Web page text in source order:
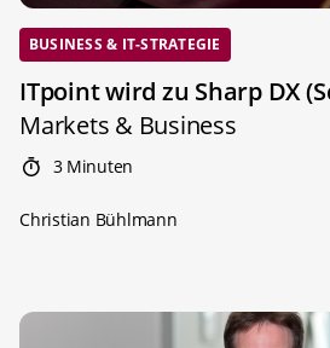
BUSINESS & IT-STRATEGIE
ITpoint wird zu Sharp DX
Markets & Business
3 Minuten
Christian Bühlmann